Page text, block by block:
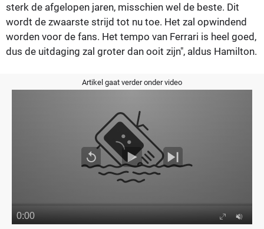
sterk de afgelopen jaren, misschien wel de beste. Dit
wordt de zwaarste strijd tot nu toe. Het zal opwindend
worden voor de fans. Het tempo van Ferrari is heel goed,
dus de uitdaging zal groter dan ooit zijn", aldus Hamilton.
Artikel gaat verder onder video